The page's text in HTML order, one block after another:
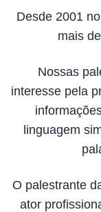
Desde 2001
mais
Nossas
interesse pela
linguagem
O palestrante
ator